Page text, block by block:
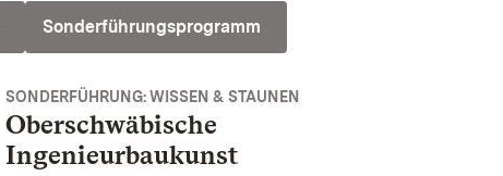
Sonderführungsprogramm
SONDERFÜHRUNG: WISSEN & STAUNEN
Oberschwäbische
Ingenieurbaukunst